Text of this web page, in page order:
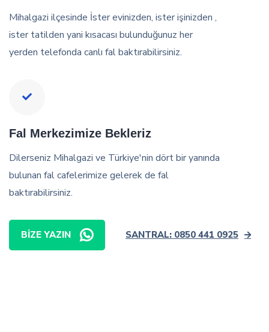
Mihalgazi ilçesinde İster evinizden, ister işinizden ,
ister tatilden yani kısacası bulunduğunuz her
yerden telefonda canlı fal baktırabilirsiniz.
Fal Merkezimize Bekleriz
Dilerseniz Mihalgazi ve Türkiye'nin dört bir yanında
bulunan fal cafelerimize gelerek de fal
baktırabilirsiniz.
BIZE YAZIN SANTRAL: 0850 441 0925